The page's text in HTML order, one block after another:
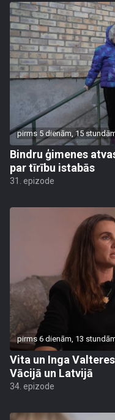
pirms 5 dienām, 15
Bindru ģimenes
par tīrību istabās
31. epizode
pirms 6 dienām, 13
Vita un Inga
Vācijā un Latvijā
34. epizode